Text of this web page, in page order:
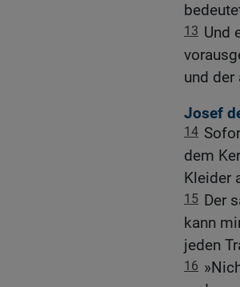
13 Und
und der
Josef
14
dem
Kleider
15 Der
kann
jeden
16